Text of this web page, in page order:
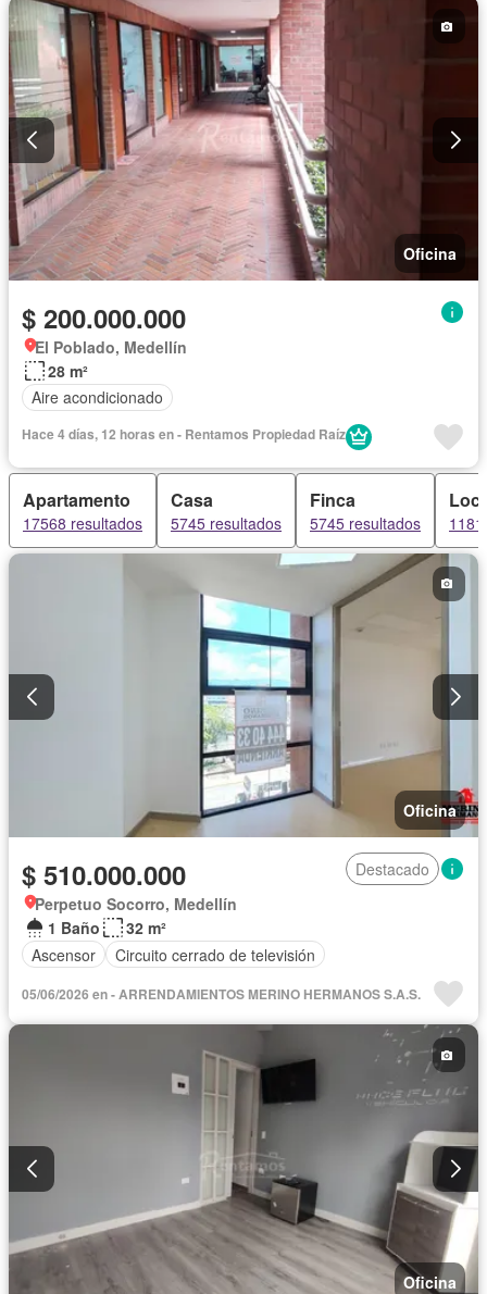
Oficina
$ 200.000.000
El Poblado, Medellín
28 m²
Aire acondicionado
Hace 4 días, 12 horas en - Rentamos Propiedad Raíz
Apartamento
17568 resultados
Casa
5745 resultados
Finca
5745 resultados
Oficina
$ 510.000.000
Destacado
Perpetuo Socorro, Medellín
1 Baño
32 m²
Ascensor
Circuito cerrado de televisión
05/06/2026 en - ARRENDAMIENTOS MERINO HERMANOS S.A.S.
Oficina